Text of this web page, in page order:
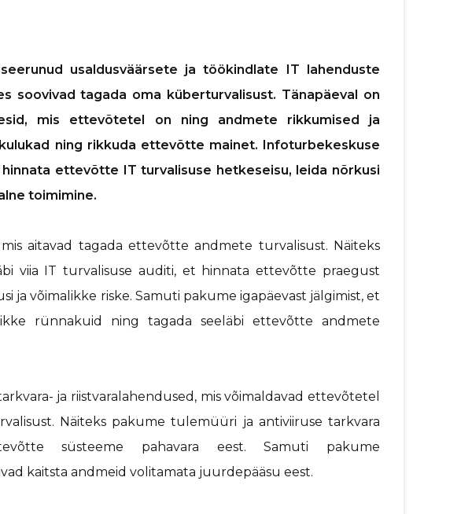
usaldusväärsete ja töökindlate IT lahenduste
soovivad tagada oma küberturvalisust. Tänapäeval on
mis ettevõtetel on ning andmete rikkumised ja
ning rikkuda ettevõtte mainet. Infoturbekeskuse
ettevõtte IT turvalisuse hetkeseisu, leida nõrkusi
toimimine.
aitavad tagada ettevõtte andmete turvalisust. Näiteks
viia IT turvalisuse auditi, et hinnata ettevõtte praegust
ja võimalikke riske. Samuti pakume igapäevast jälgimist, et
rünnakuid ning tagada seeläbi ettevõtte andmete
ja riistvaralahendused, mis võimaldavad ettevõtetel
Näiteks pakume tulemüüri ja antiviiruse tarkvara
süsteeme pahavara eest. Samuti pakume
kaitsta andmeid volitamata juurdepääsu eest.